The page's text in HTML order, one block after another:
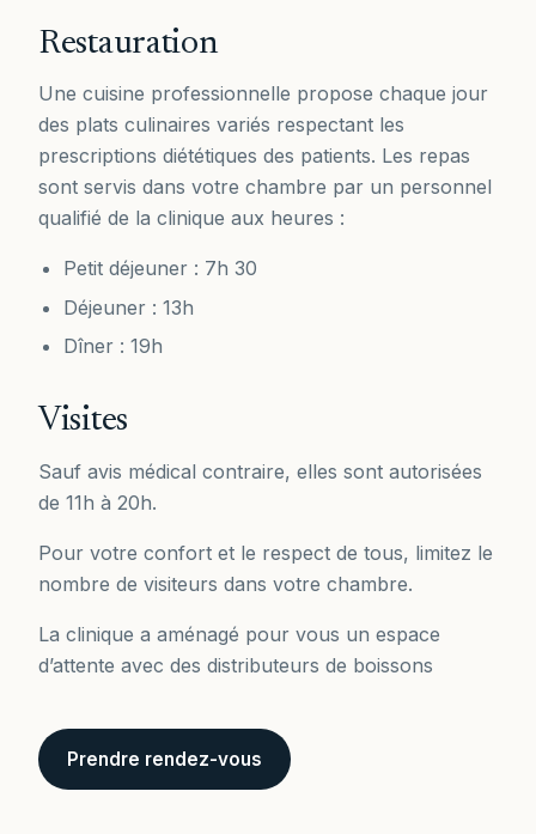
Restauration
Une cuisine professionnelle propose chaque jour
des plats culinaires variés respectant les
prescriptions diététiques des patients. Les repas
sont servis dans votre chambre par un personnel
qualifié de la clinique aux heures :
Petit déjeuner : 7h 30
Déjeuner : 13h
Dîner : 19h
Visites
Sauf avis médical contraire, elles sont autorisées
de 11h à 20h.
Pour votre confort et le respect de tous, limitez le
nombre de visiteurs dans votre chambre.
La clinique a aménagé pour vous un espace
d’attente avec des distributeurs de boissons
Prendre rendez-vous